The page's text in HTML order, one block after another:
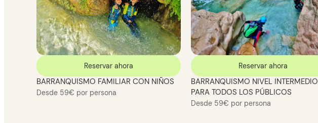
Reservar ahora
BARRANQUISMO FAMILIAR CON NIÑOS
Desde 59€ por persona
Reservar ahora
BARRANQUISMO NIVEL INTERMEDIO
PARA TODOS LOS PÚBLICOS
Desde 59€ por persona